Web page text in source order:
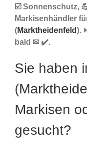
☑️ Sonnenschutz,
Markisenhändler
(Marktheidenfeld).
bald ✉ ✔️.
Sie haben
Markisen
gesucht?